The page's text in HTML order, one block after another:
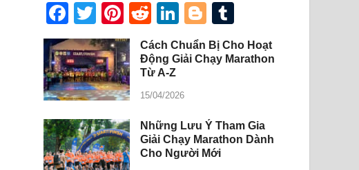
Facebook
Twitter
Pinterest
RedditLinkedIn
Blogger
Cách Chuẩn Bị Cho Hoạt
Động Giải Chạy Marathon
Từ A-Z
15/04/2026
Những Lưu Ý Tham Gia
Giải Chạy Marathon Dành
Cho Người Mới